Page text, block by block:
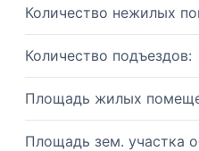
Количество нежилых
Количество подъездов:
Площадь жилых
Площадь зем. участка